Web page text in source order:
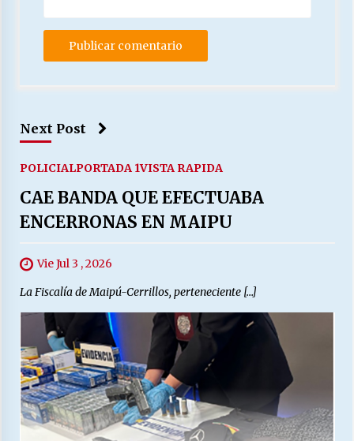
Next Post
POLICIALPORTADA 1VISTA RAPIDA
CAE BANDA QUE EFECTUABA
ENCERRONAS EN MAIPU
Vie Jul 3 , 2026
La Fiscalía de Maipú-Cerrillos, perteneciente […]